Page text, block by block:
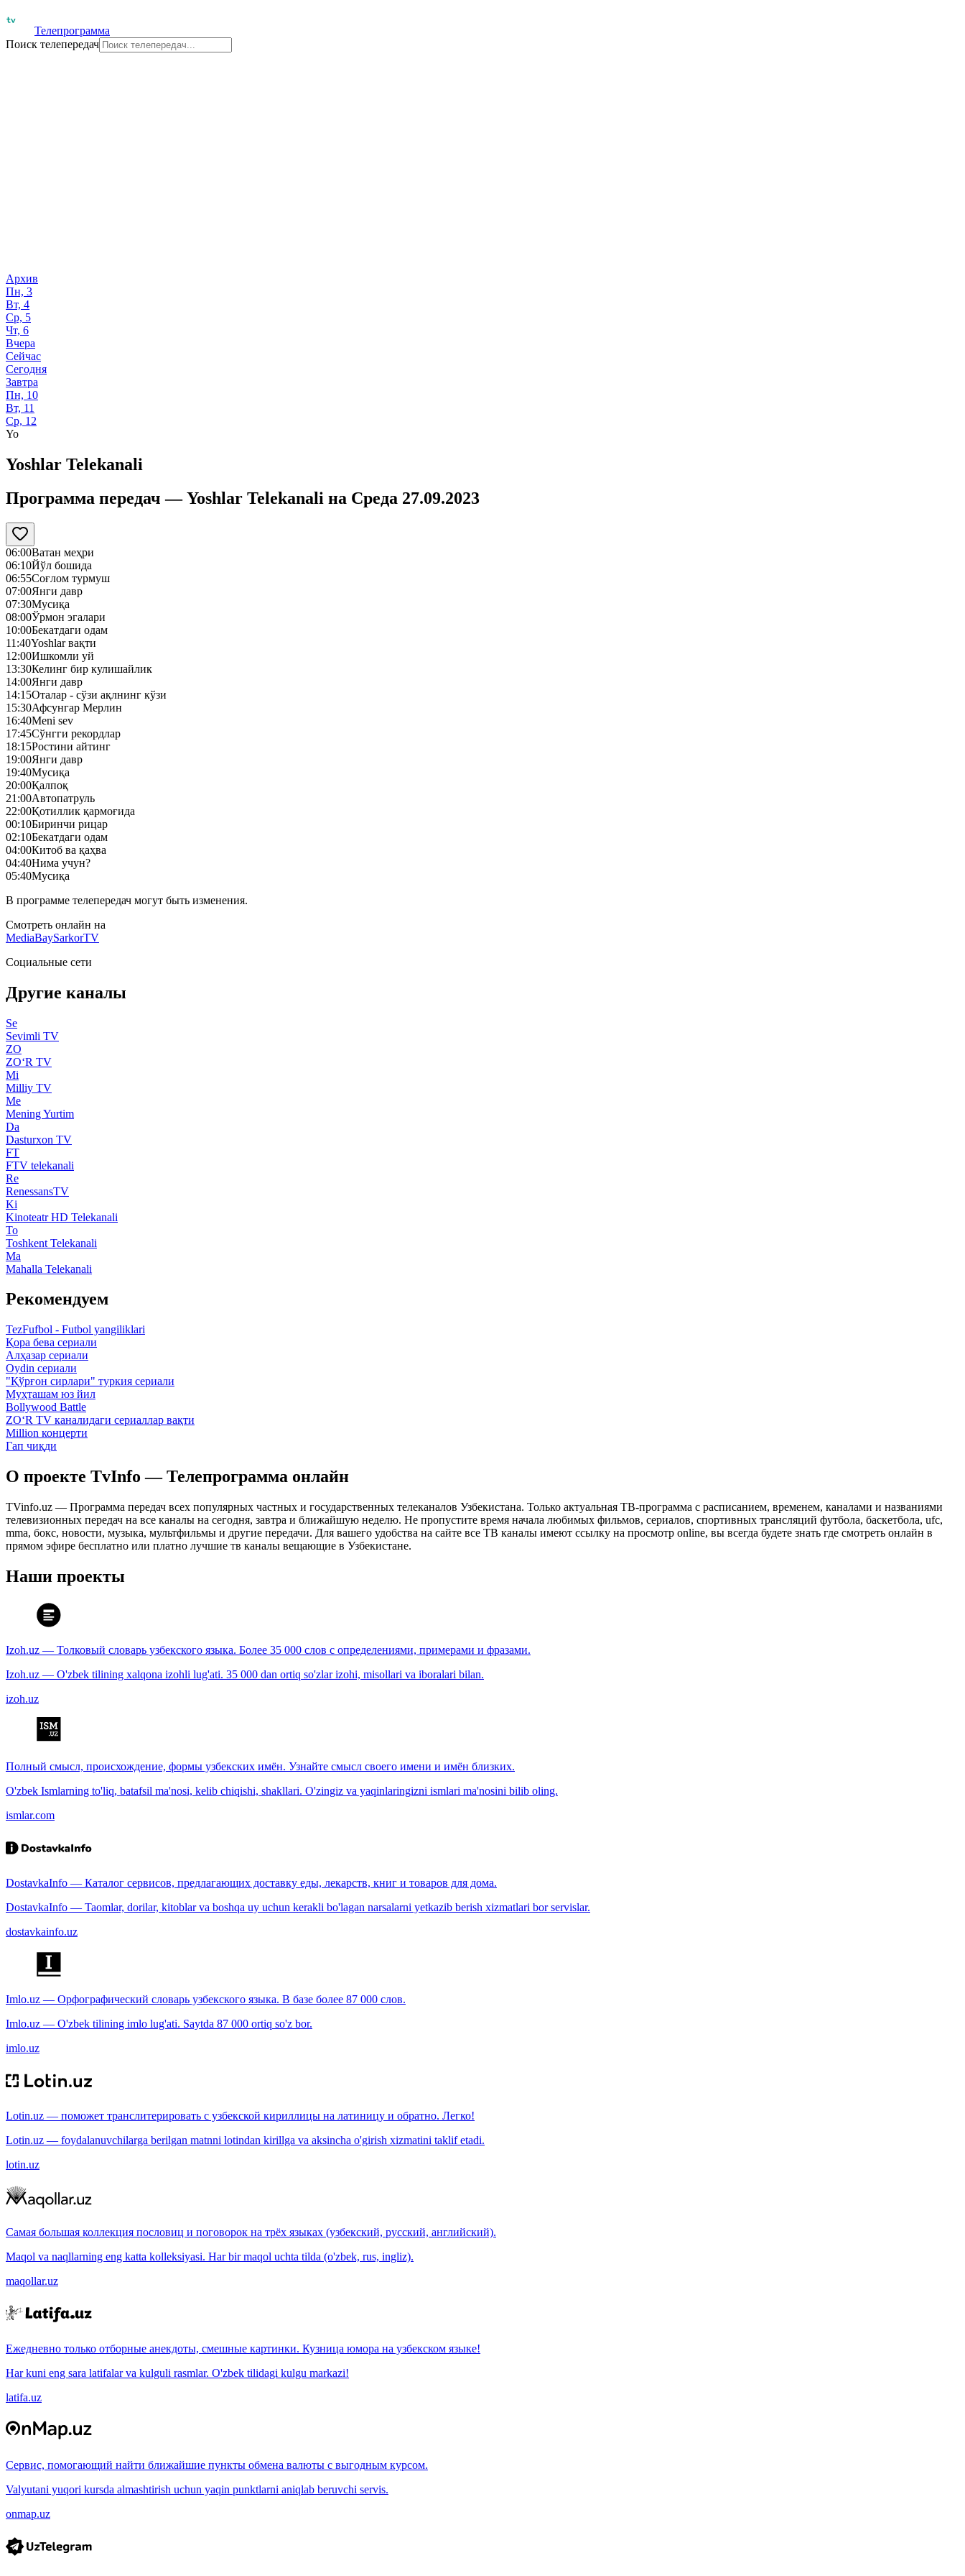
Телепрограмма
Поиск телепередач
Архив
Пн, 3
Вт, 4
Ср, 5
Чт, 6
Вчера
Сейчас
Сегодня
Завтра
Пн, 10
Вт, 11
Ср, 12
Yo
Yoshlar Telekanali
Программа передач —Yoshlar Telekanali на Среда 27.09.2023
06:00Ватан меҳри
06:10Йўл бошида
06:55Соғлом турмуш
07:00Янги давр
07:30Mусиқа
08:00Ўрмон эгалари
10:00Бекатдаги одам
11:40Yoshlar вақти
12:00Ишкомли уй
13:30Келинг бир кулишайлик
14:00Янги давр
14:15Оталар - сўзи ақлнинг кўзи
15:30Афсунгар Мерлин
16:40Meni sev
17:45Сўнгги рекордлар
18:15Ростини айтинг
19:00Янги давр
19:40Mусиқа
20:00Қалпоқ
21:00Автопатруль
22:00Қотиллик қармоғида
00:10Биринчи рицар
02:10Бекатдаги одам
04:00Китоб ва қаҳва
04:40Нима учун?
05:40Mусиқа
В программе телепередач могут быть изменения.
Смотреть онлайн на
MediaBaySarkorTV
Социальные сети
Другие каналы
Se
Sevimli TV
ZO
ZO‘R TV
Mi
Milliy TV
Me
Mening Yurtim
Da
Dasturxon TV
FT
FTV telekanali
Re
RenessansTV
Ki
Kinoteatr HD Telekanali
To
Toshkent Telekanali
Ma
Mahalla Telekanali
Рекомендуем
TezFufbol - Futbol yangiliklari
Қора бева сериали
Алҳазар сериали
Oydin сериали
"Қўрғон сирлари" туркия сериали
Муҳташам юз йил
Bollywood Battle
ZO‘R TV каналидаги сериаллар вақти
Million концерти
Гап чиқди
О проекте TvInfo — Телепрограмма онлайн
TVinfo.uz — Программа передач всех популярных частных и государственных телеканалов Узбекистана. Только актуальная ТВ-программа с расписанием, временем, каналами и названиями
телевизионных передач на все каналы на сегодня, завтра и ближайшую неделю. Не пропустите время начала любимых фильмов, сериалов, спортивных трансляций футбола, баскетбола, ufc,
mma, бокс, новости, музыка, мультфильмы и другие передачи. Для вашего удобства на сайте все ТВ каналы имеют ссылку на просмотр online, вы всегда будете знать где смотреть онлайн в
прямом эфире бесплатно или платно лучшие тв каналы вещающие в Узбекистане.
Наши проекты
Izoh.uz — Толковый словарь узбекского языка. Более 35 000 слов с определениями, примерами и фразами.
Izoh.uz — O'zbek tilining xalqona izohli lug'ati. 35 000 dan ortiq so'zlar izohi, misollari va iboralari bilan.
izoh.uz
Полный смысл, происхождение, формы узбекских имён. Узнайте смысл своего имени и имён близких.
O'zbek Ismlarning to'liq, batafsil ma'nosi, kelib chiqishi, shakllari. O'zingiz va yaqinlaringizni ismlari ma'nosini bilib oling.
ismlar.com
DostavkaInfo — Каталог сервисов, предлагающих доставку еды, лекарств, книг и товаров для дома.
DostavkaInfo — Taomlar, dorilar, kitoblar va boshqa uy uchun kerakli bo'lagan narsalarni yetkazib berish xizmatlari bor servislar.
dostavkainfo.uz
Imlo.uz — Орфографический словарь узбекского языка. В базе более 87 000 слов.
Imlo.uz — O'zbek tilining imlo lug'ati. Saytda 87 000 ortiq so'z bor.
imlo.uz
Lotin.uz — поможет транслитерировать с узбекской кириллицы на латиницу и обратно. Легко!
Lotin.uz — foydalanuvchilarga berilgan matnni lotindan kirillga va aksincha o'girish xizmatini taklif etadi.
lotin.uz
Самая большая коллекция пословиц и поговорок на трёх языках (узбекский, русский, английский).
Maqol va naqllarning eng katta kolleksiyasi. Har bir maqol uchta tilda (o'zbek, rus, ingliz).
maqollar.uz
Ежедневно только отборные анекдоты, смешные картинки. Кузница юмора на узбекском языке!
Har kuni eng sara latifalar va kulguli rasmlar. O'zbek tilidagi kulgu markazi!
latifa.uz
Сервис, помогающий найти ближайшие пункты обмена валюты с выгодным курсом.
Valyutani yuqori kursda almashtirish uchun yaqin punktlarni aniqlab beruvchi servis.
onmap.uz